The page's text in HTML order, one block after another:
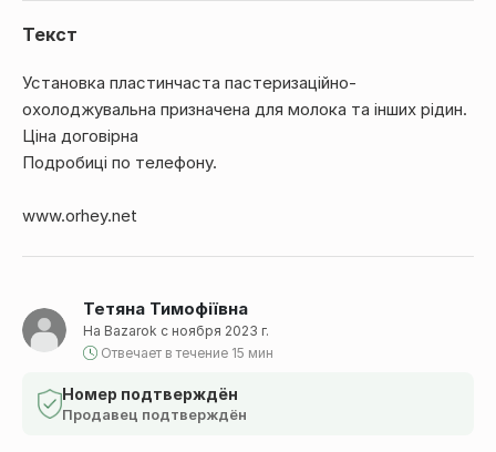
Тетяна Тимофіївна
На Bazarok с ноября 2023 г.
Отвечает в течение 15 мин
Номер подтверждён
Продавец подтверждён
Текст
Установка пластинчаста пастеризаційно-
охолоджувальна призначена для молока та інших рідин.
Ціна договірна
Подробиці по телефону.
www.orhey.net